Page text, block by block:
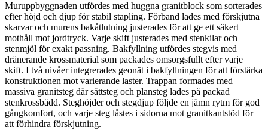
Muruppbyggnaden utfördes med huggna granitblock som sorterades
efter höjd och djup för stabil stapling. Förband lades med förskjutna
skarvar och murens bakåtlutning justerades för att ge ett säkert
mothåll mot jordtryck. Varje skift justerades med stenkilar och
stenmjöl för exakt passning. Bakfyllning utfördes stegvis med
dränerande krossmaterial som packades omsorgsfullt efter varje
skift. I två nivåer integrerades geonät i bakfyllningen för att förstärka
konstruktionen mot varierande laster. Trappan formades med
massiva granitsteg där sättsteg och plansteg lades på packad
stenkrossbädd. Steghöjder och stegdjup följde en jämn rytm för god
gångkomfort, och varje steg låstes i sidorna mot granitkantstöd för
att förhindra förskjutning.